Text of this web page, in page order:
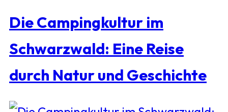
Die Campingkultur im
Schwarzwald: Eine Reise
durch Natur und Geschichte